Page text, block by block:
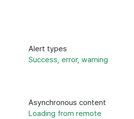
Alert types
Success, error, warning
Asynchronous content
Loading from remote